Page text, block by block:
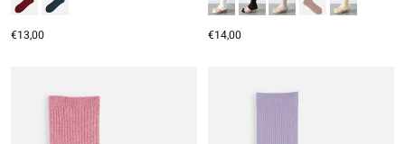
€13,00 €14,00